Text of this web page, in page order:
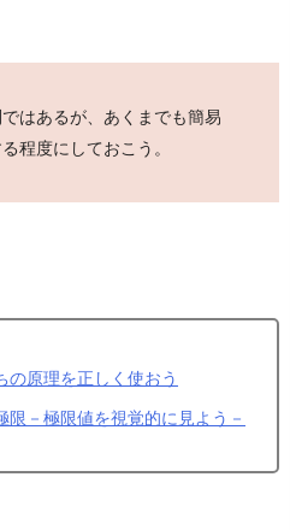
はあるが、あくまでも簡易
程度にしておこう。
の原理を正しく使おう
－極限値を視覚的に見よう－